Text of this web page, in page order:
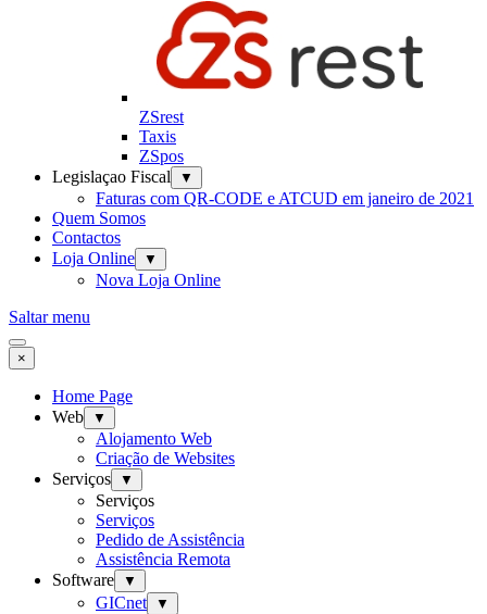
ZSrest
Taxis
ZSpos
Legislaçao Fiscal
▼
Faturas com QR-CODE e ATCUD em janeiro de 2021
Quem Somos
Contactos
Loja Online
▼
Nova Loja Online
Saltar menu
×
Home Page
Web
▼
Alojamento Web
Criação de Websites
Serviços
▼
Serviços
Serviços
Pedido de Assistência
Assistência Remota
Software
▼
GICnet ▼